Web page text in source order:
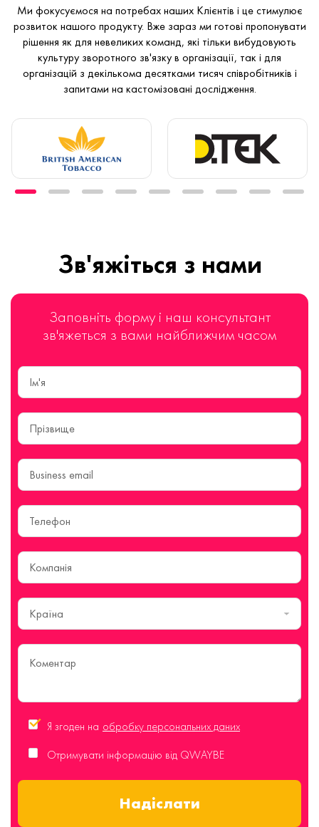
Ми фокусуємося на потребах наших Клієнтів і це стимулює
розвиток нашого продукту. Вже зараз ми готові пропонувати
рішення як для невеликих команд, які тільки вибудовують
культуру зворотного зв'язку в організації, так і для
організацій з декількома десятками тисяч співробітників і
запитами на кастомізовані дослідження.
Зв'яжіться з нами
Заповніть форму і наш консультант
зв'яжеться з вами найближчим часом
Країна
Я згоден на обробку персональних даних
Отримувати інформацію від QWAYBE
Надіслати